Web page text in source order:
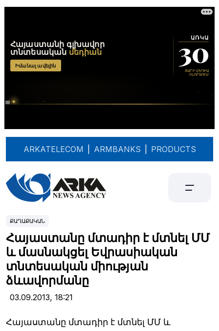
ARKATELECOM ARMBANKS PRODUCTS
ՔԱՂԱՔԱԿԱՆ
Հայաստանը մտադիր է մտնել ՄՄ
և մասնակցել Եվրասիական
տնտեսական միության
ձևավորմանը
03.09.2013, 18:21
Հայաստանը մտադիր է մտնել ՄՄ և